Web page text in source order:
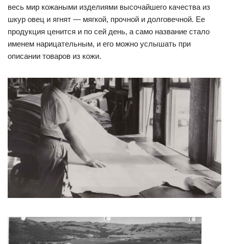
весь мир кожаными изделиями высочайшего качества из
шкур овец и ягнят — мягкой, прочной и долговечной. Ее
продукция ценится и по сей день, а само название стало
именем нарицательным, и его можно услышать при
описании товаров из кожи.